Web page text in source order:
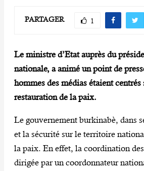
PARTAGER 1
Le ministre d’Etat auprès du
nationale, a animé un point de
hommes des médias étaient
restauration de la paix.
Le gouvernement burkinabè, dans
et la sécurité sur le territoire
la paix. En effet, la coordination
dirigée par un coordonnateur